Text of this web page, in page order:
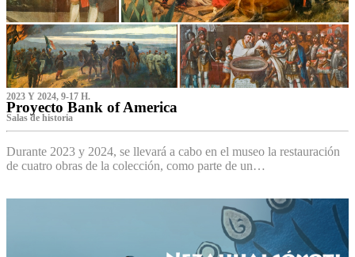
2023 Y 2024, 9-17 H.
Proyecto Bank of America
S‌alas de historia
Durante 2023 y 2024, se llevará a cabo en el museo la restauración
de cuatro obras de la colección, como parte de un…